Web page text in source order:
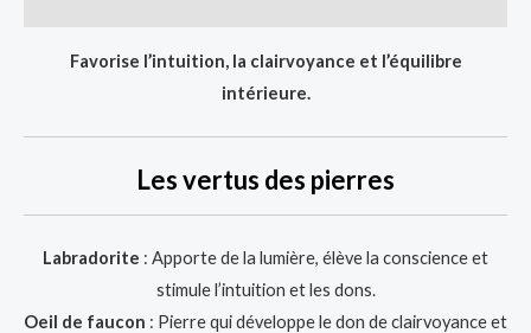
Favorise l’intuition, la clairvoyance et l’équilibre
intérieure.
Les vertus des pierres
Labradorite : Apporte de la lumière, élève la conscience et
stimule l’intuition et les dons.
Oeil de faucon : Pierre qui développe le don de clairvoyance et